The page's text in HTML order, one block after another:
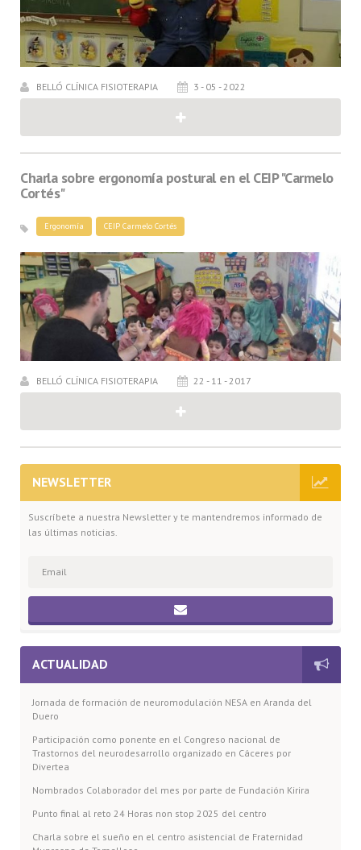
BELLÓ CLÍNICA FISIOTERAPIA 3 - 05 - 2022
Charla sobre ergonomía postural en el CEIP "Carmelo
Cortés"
Ergonomía CEIP Carmelo Cortés
BELLÓ CLÍNICA FISIOTERAPIA 22 - 11 - 2017
NEWSLETTER
Suscríbete a nuestra Newsletter y te mantendremos informado de
las últimas noticias.
ACTUALIDAD
Jornada de formación de neuromodulación NESA en Aranda del
Duero
Participación como ponente en el Congreso nacional de
Trastornos del neurodesarrollo organizado en Cáceres por
Divertea
Nombrados Colaborador del mes por parte de Fundación Kirira
Punto final al reto 24 Horas non stop 2025 del centro
Charla sobre el sueño en el centro asistencial de Fraternidad